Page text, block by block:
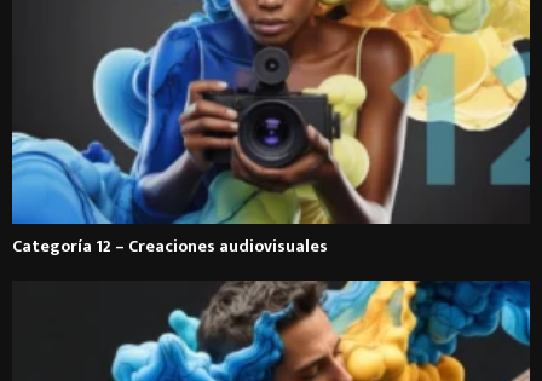
Categoría 12 – Creaciones audiovisuales